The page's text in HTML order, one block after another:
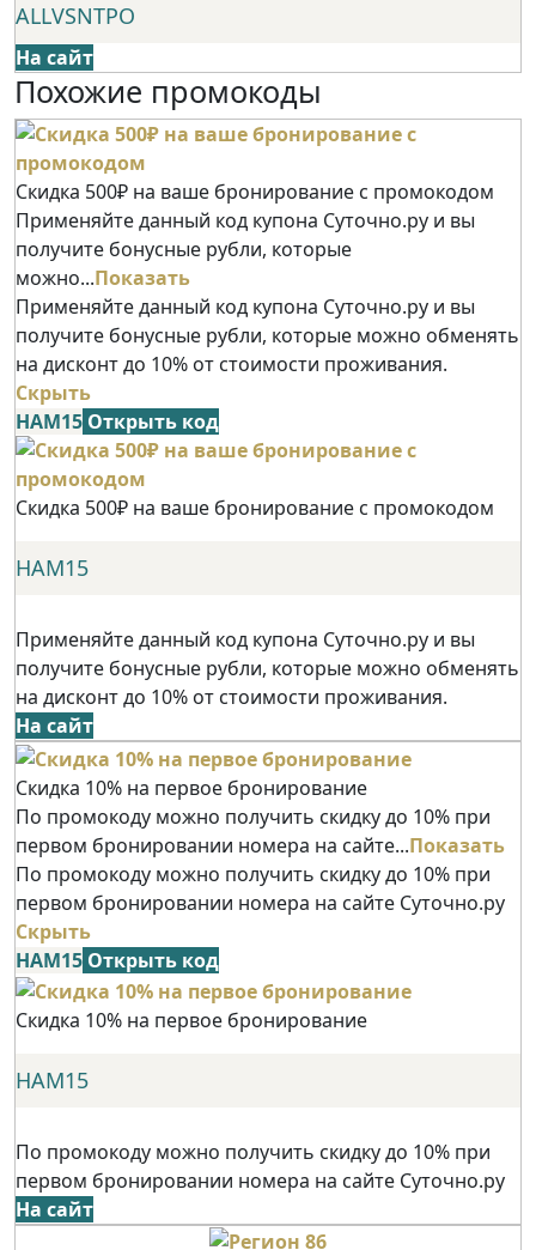
ALLVSNTPO
На сайт
Похожие промокоды
Скидка 500₽ на ваше бронирование с промокодом
Применяйте данный код купона Суточно.ру и вы
получите бонусные рубли, которые
можно...Показать
Применяйте данный код купона Суточно.ру и вы
получите бонусные рубли, которые можно обменять
на дисконт до 10% от стоимости проживания.
Скрыть
НАМ15 Открыть код
Скидка 500₽ на ваше бронирование с промокодом
НАМ15
Применяйте данный код купона Суточно.ру и вы
получите бонусные рубли, которые можно обменять
на дисконт до 10% от стоимости проживания.
На сайт
Скидка 10% на первое бронирование
По промокоду можно получить скидку до 10% при
первом бронировании номера на сайте...Показать
По промокоду можно получить скидку до 10% при
первом бронировании номера на сайте Суточно.ру
Скрыть
НАМ15 Открыть код
Скидка 10% на первое бронирование
НАМ15
По промокоду можно получить скидку до 10% при
первом бронировании номера на сайте Суточно.ру
На сайт